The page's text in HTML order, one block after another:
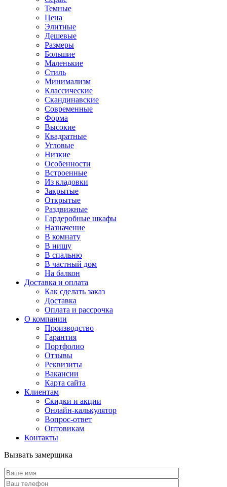
Темные
Цена
Элитные
Дешевые
Размеры
Большие
Маленькие
Стиль
Минимализм
Классические
Скандинавские
Современные
Форма
Высокие
Квадратные
Угловые
Низкие
Особенности
Встроенные
Из кладовки
Закрытые
Открытые
Раздвижные
Гардеробные шкафы
Назначение
В комнату
В нишу
В спальню
В частный дом
На балкон
Доставка и оплата
Как сделать заказ
Доставка
Оплата и рассрочка
О компании
Производство
Гарантия
Портфолио
Отзывы
Реквизиты
Вакансии
Карта сайта
Клиентам
Скидки и акции
Онлайн-калькулятор
Вопрос-ответ
Оптовикам
Контакты
Вызвать замерщика